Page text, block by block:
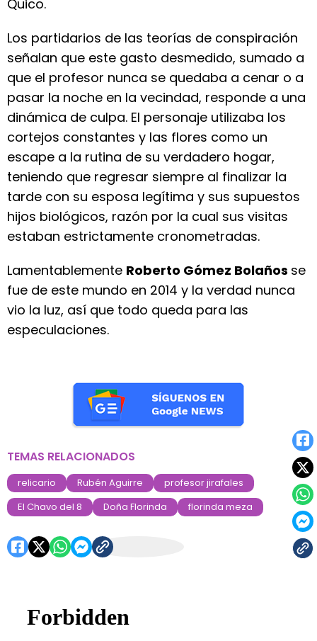
Quico.
Los partidarios de las teorías de conspiración
señalan que este gasto desmedido, sumado a
que el profesor nunca se quedaba a cenar o a
pasar la noche en la vecindad, responde a una
dinámica de culpa. El personaje utilizaba los
cortejos constantes y las flores como un
escape a la rutina de su verdadero hogar,
teniendo que regresar siempre al finalizar la
tarde con su esposa legítima y sus supuestos
hijos biológicos, razón por la cual sus visitas
estaban estrictamente cronometradas.
Lamentablemente Roberto Gómez Bolaños se
fue de este mundo en 2014 y la verdad nunca
vio la luz, así que todo queda para las
especulaciones.
TEMAS RELACIONADOS
relicario Rubén Aguirre
profesor jirafales
El Chavo del 8
Doña Florinda florinda meza